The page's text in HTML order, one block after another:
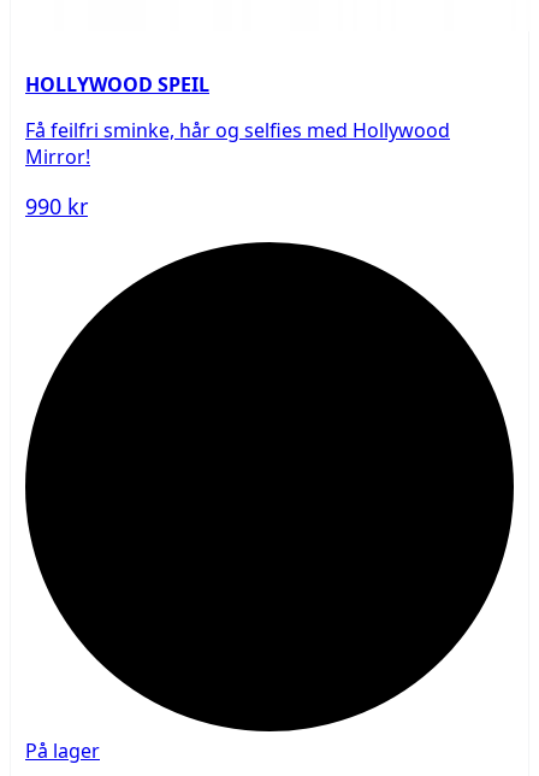
HOLLYWOOD SPEIL
Få feilfri sminke, hår og selfies med Hollywood
Mirror!
990 kr
På lager